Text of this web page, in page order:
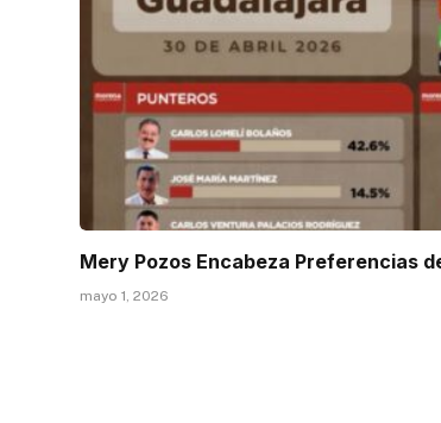
Mery Pozos Encabeza Preferencias
mayo 1, 2026